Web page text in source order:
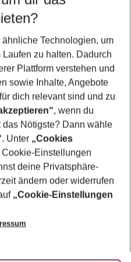
Technologien, um
zu halten. Dadurch
Plattform verstehen und
sowie Inhalte, Angebote
dich relevant sind und zu
, wenn du
Nötigste? Dann wähle
. Unter „Cookies
Einstellungen
deine Privatsphäre-
ändern oder widerrufen
„Cookie-Einstellungen